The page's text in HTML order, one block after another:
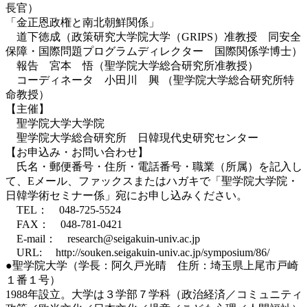
長官）
「金正恩政権と南北朝鮮関係」
道下徳成（政策研究大学院大学（GRIPS）准教授 同安全
保障・国際問題プログラムディレクター 国際関係学博士）
報告 宮本 悟（聖学院大学総合研究所准教授）
コーディネータ 小田川 興 （聖学院大学総合研究所特
命教授）
【主催】
聖学院大学大学院
聖学院大学総合研究所 日韓現代史研究センター
【お申込み・お問い合わせ】
氏名・郵便番号・住所・電話番号・職業（所属）を記入し
て、Eメール、ファックスまたはハガキで「聖学院大学院・
日韓学術セミナー係」宛にお申し込みください。
TEL： 048-725-5524
FAX： 048-781-0421
E-mail： research@seigakuin-univ.ac.jp
URL: http://souken.seigakuin-univ.ac.jp/symposium/86/
●聖学院大学（学長：阿久戸光晴 住所：埼玉県上尾市戸崎
１番１号）
1988年設立。大学は３学部７学科（政治経済／コミュニティ